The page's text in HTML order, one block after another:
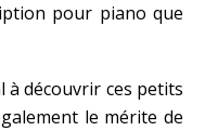
pour piano que
à découvrir ces petits
le mérite de